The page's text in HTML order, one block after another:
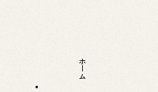
ホーム